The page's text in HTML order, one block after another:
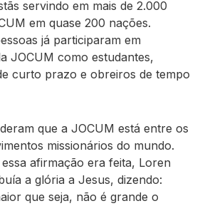
servindo em mais de 2.000
em quase 200 nações.
já participaram em
JOCUM como estudantes,
curto prazo e obreiros de tempo
que a JOCUM está entre os
missionários do mundo.
afirmação era feita, Loren
a glória a Jesus, dizendo:
que seja, não é grande o